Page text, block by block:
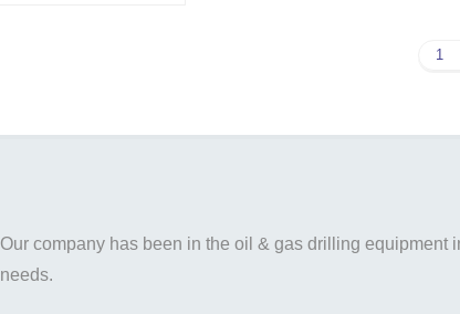
1
Our company has been in the oil & gas drilling equipment
needs.